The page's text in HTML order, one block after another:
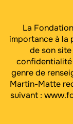
La
importance à la
de son
confidentialité
genre de
Martin-Matte
suivant :